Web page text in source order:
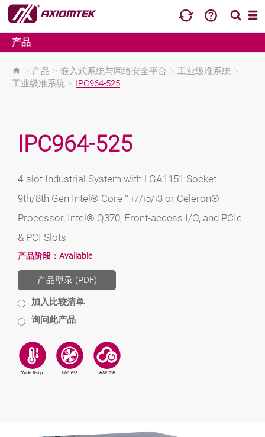
产品
> 产品 > 嵌入式系统与网络安全平台 > 工业级准系统 >
工业级准系统 > IPC964-525
IPC964-525
4-slot Industrial System with LGA1151 Socket
9th/8th Gen Intel® Core™ i7/i5/i3 or Celeron®
Processor, Intel® Q370, Front-access I/O, and PCIe
& PCI Slots
产品阶段： Available
产品型录 (PDF)
加入比较清单
询问此产品